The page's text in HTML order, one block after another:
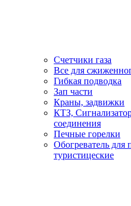
Счетчики газа
Все для
Гибкая подводка
Зап части
Краны, задвижки
КТЗ,
соединения
Печные горелки
Обогреватель для
туристицеские